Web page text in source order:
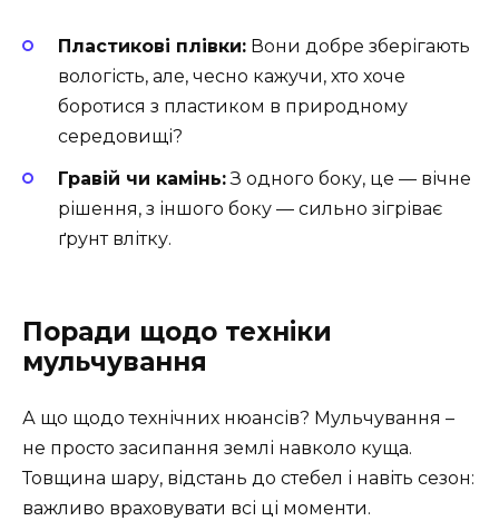
Пластикові плівки: Вони добре зберігають
вологість, але, чесно кажучи, хто хоче
боротися з пластиком в природному
середовищі?
Гравій чи камінь:З одного боку, це — вічне
рішення, з іншого боку — сильно зігріває
ґрунт влітку.
Поради щодо техніки
мульчування
А що щодо технічних нюансів? Мульчування –
не просто засипання землі навколо куща.
Товщина шару, відстань до стебел і навіть сезон:
важливо враховувати всі ці моменти.